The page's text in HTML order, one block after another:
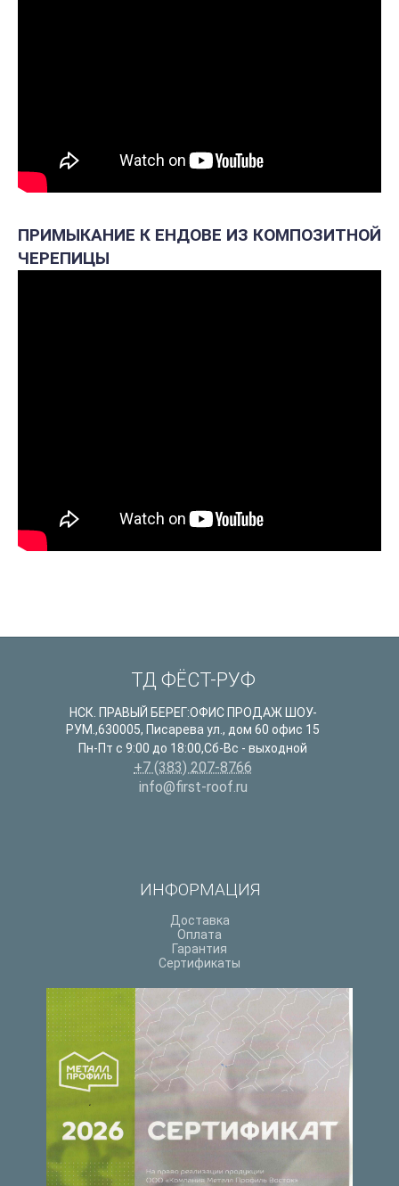
ПРИМЫКАНИЕ К ЕНДОВЕ ИЗ КОМПОЗИТНОЙ
ЧЕРЕПИЦЫ
ТД ФЁСТ-РУФ
НСК. ПРАВЫЙ БЕРЕГ:ОФИС ПРОДАЖ ШОУ-
РУМ.,630005, Писарева ул., дом 60 офис 15
Пн-Пт с 9:00 до 18:00,Сб-Вс - выходной
+7 (383) 207-8766
info@first-roof.ru
ИНФОРМАЦИЯ
Доставка
Оплата
Гарантия
Сертификаты